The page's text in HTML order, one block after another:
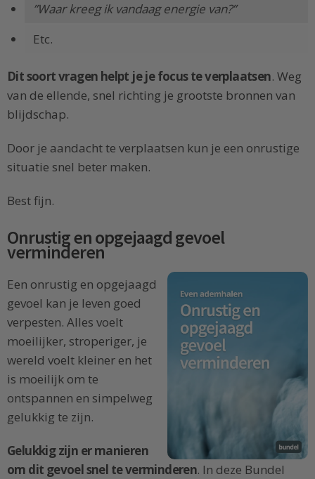
”Waar kreeg ik vandaag energie van?”
Etc.
Dit soort vragen helpt je je focus te verplaatsen. Weg
van de ellende, snel richting je grootste bronnen van
blijdschap.
Door je aandacht te verplaatsen kun je een onrustige
situatie snel beter maken.
Best fijn.
Onrustig en opgejaagd gevoel
verminderen
Een onrustig en opgejaagd
gevoel kan je leven goed
verpesten. Alles voelt
moeilijker, stroperiger, je
wereld voelt kleiner en het
is moeilijk om te
ontspannen en simpelweg
gelukkig te zijn.
Gelukkig zijn er manieren
om dit gevoel snel te verminderen. In deze Bundel